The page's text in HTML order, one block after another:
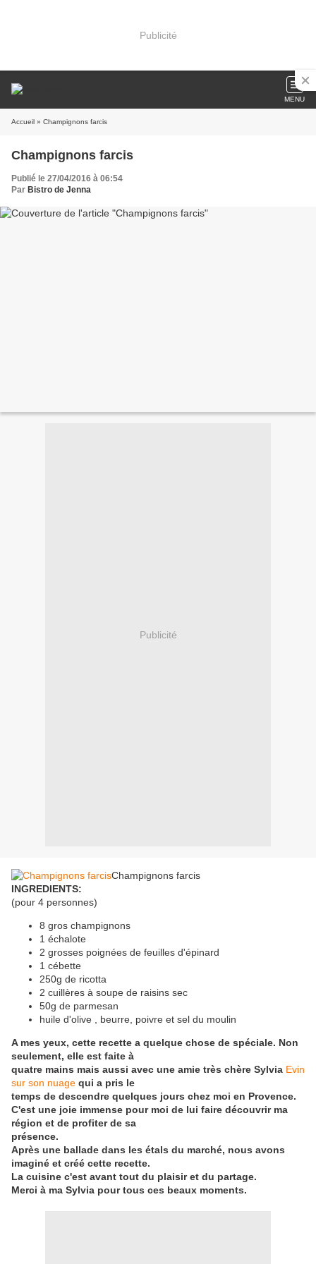
Publicité
MENU
Accueil » Champignons farcis
Champignons farcis
Publié le 27/04/2016 à 06:54
Par Bistro de Jenna
Publicité
Champignons farcis
INGREDIENTS:
(pour 4 personnes)
8 gros champignons
1 échalote
2 grosses poignées de feuilles d'épinard
1 cébette
250g de ricotta
2 cuillères à soupe de raisins sec
50g de parmesan
huile d'olive , beurre, poivre et sel du moulin
A mes yeux, cette recette a quelque chose de spéciale. Non
seulement, elle est faite à
quatre mains mais aussi avec une amie très chère Sylvia Evin
sur son nuage qui a pris le
temps de descendre quelques jours chez moi en Provence.
C'est une joie immense pour moi de lui faire découvrir ma
région et de profiter de sa
présence.
Après une ballade dans les étals du marché, nous avons
imaginé et créé cette recette.
La cuisine c'est avant tout du plaisir et du partage.
Merci à ma Sylvia pour tous ces beaux moments.